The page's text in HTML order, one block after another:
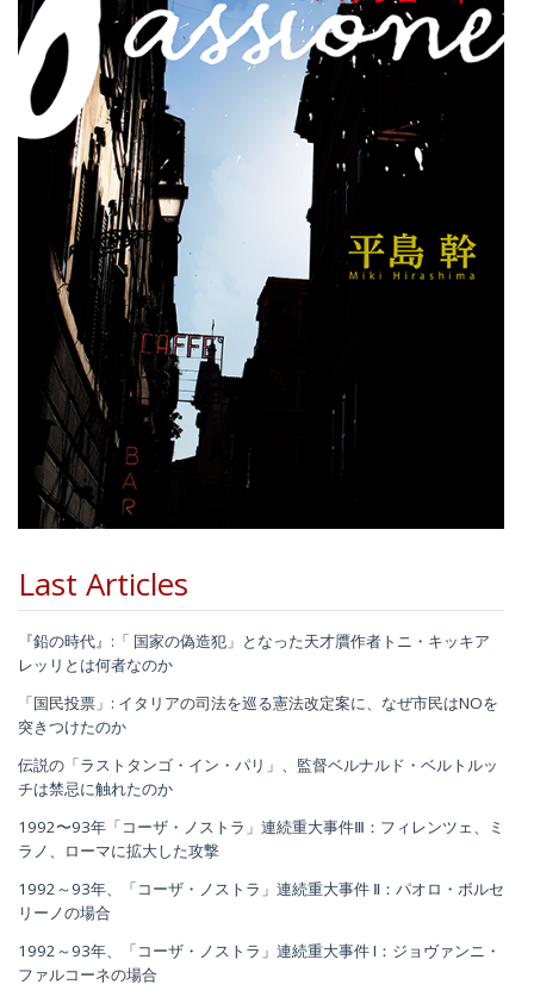
Last Articles
『鉛の時代』:「 国家の偽造犯」となった天才贋作者トニ・キッキア
レッリとは何者なのか
「国民投票」: イタリアの司法を巡る憲法改定案に、なぜ市民はNOを
突きつけたのか
伝説の「ラストタンゴ・イン・パリ」、監督ベルナルド・ベルトルッ
チは禁忌に触れたのか
1992〜93年「コーザ・ノストラ」連続重大事件Ⅲ：フィレンツェ、ミ
ラノ、ローマに拡大した攻撃
1992～93年、「コーザ・ノストラ」連続重大事件 Ⅱ：パオロ・ボルセ
リーノの場合
1992～93年、「コーザ・ノストラ」連続重大事件 I：ジョヴァンニ・
ファルコーネの場合